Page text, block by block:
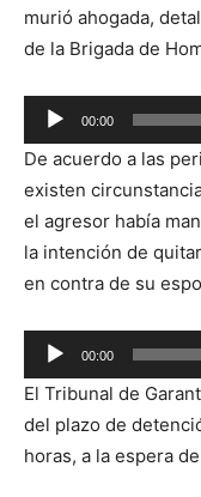
murió ahogada,
de la Brigada de
Reproductor
de
audio
00:00
De acuerdo a las
existen
el agresor había
la intención de
en contra de su
Reproductor
de
audio
00:00
El Tribunal de
del plazo de
horas, a la espera